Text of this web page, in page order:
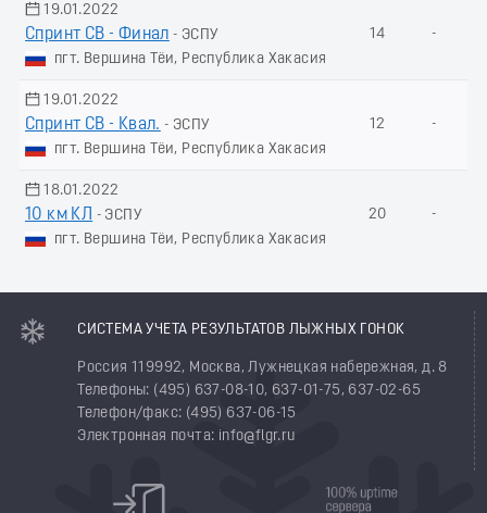
19.01.2022
Спринт СВ - Финал - ЭСПУ
пгт. Вершина Тёи, Республика Хакасия
14 -
19.01.2022
Спринт СВ - Квал. - ЭСПУ
пгт. Вершина Тёи, Республика Хакасия
12 -
18.01.2022
10 км КЛ
- ЭСПУ
пгт. Вершина Тёи, Республика Хакасия
20 -
СИСТЕМА УЧЕТА РЕЗУЛЬТАТОВ ЛЫЖНЫХ ГОНОК
Россия 119992, Москва, Лужнецкая набережная, д. 8
Телефоны: (495) 637-08-10, 637-01-75, 637-02-65
Телефон/факс: (495) 637-06-15
Электронная почта: info@flgr.ru